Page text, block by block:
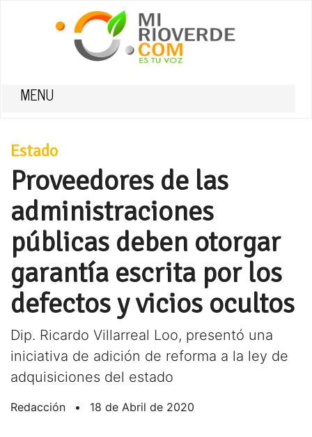
MENU
Estado
Proveedores de las
administraciones
públicas deben otorgar
garantía escrita por los
defectos y vicios ocultos
Dip. Ricardo Villarreal Loo, presentó una
iniciativa de adición de reforma a la ley de
adquisiciones del estado
Redacción • 18 de Abril de 2020